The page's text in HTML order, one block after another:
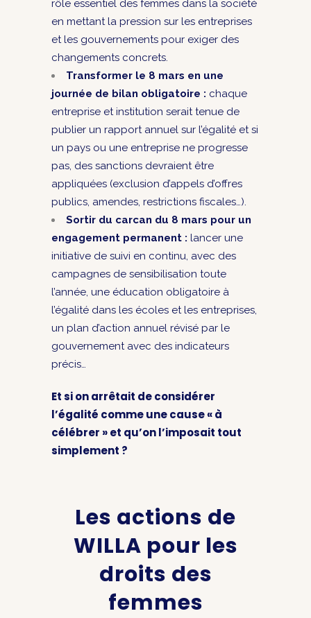
rôle essentiel des femmes dans la société
en mettant la pression sur les entreprises
et les gouvernements pour exiger des
changements concrets.
Transformer le 8 mars en une
journée de bilan obligatoire : chaque
entreprise et institution serait tenue de
publier un rapport annuel sur l’égalité et si
un pays ou une entreprise ne progresse
pas, des sanctions devraient être
appliquées (exclusion d’appels d’offres
publics, amendes, restrictions fiscales…).
Sortir du carcan du 8 mars pour un
engagement permanent : lancer une
initiative de suivi en continu, avec des
campagnes de sensibilisation toute
l’année, une éducation obligatoire à
l’égalité dans les écoles et les entreprises,
un plan d’action annuel révisé par le
gouvernement avec des indicateurs
précis…
Et si on arrêtait de considérer
l’égalité comme une cause « à
célébrer » et qu’on l’imposait tout
simplement ?
Les actions de
WILLA pour les
droits des
femmes